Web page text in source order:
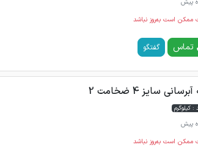
ممکن است به‌روز نباشد
تماس گفتگو
سایز 4 ضخامت 2
: کیلوگرم
ممکن است به‌روز نباشد